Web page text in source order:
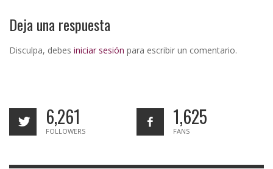
Deja una respuesta
Disculpa, debes iniciar sesión para escribir un comentario.
6,261
FOLLOWERS
1,625
FANS